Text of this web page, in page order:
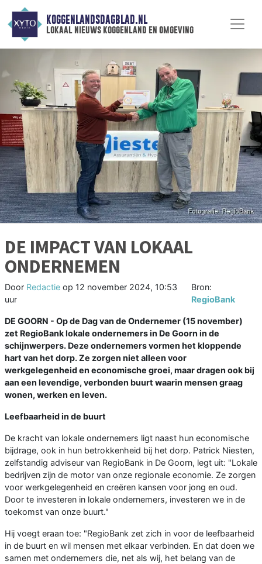
KOGGENLANDSDAGBLAD.NL
lokaal nieuws koggenland en omgeving
DE IMPACT VAN LOKAAL
ONDERNEMEN
Door Redactie op 12 november 2024, 10:53
uur
Bron:
RegioBank
DE GOORN - Op de Dag van de Ondernemer (15 november)
zet RegioBank lokale ondernemers in De Goorn in de
schijnwerpers. Deze ondernemers vormen het kloppende
hart van het dorp. Ze zorgen niet alleen voor
werkgelegenheid en economische groei, maar dragen ook bij
aan een levendige, verbonden buurt waarin mensen graag
wonen, werken en leven.
Leefbaarheid in de buurt
De kracht van lokale ondernemers ligt naast hun economische
bijdrage, ook in hun betrokkenheid bij het dorp. Patrick Niesten,
zelfstandig adviseur van RegioBank in De Goorn, legt uit: "Lokale
bedrijven zijn de motor van onze regionale economie. Ze zorgen
voor werkgelegenheid en creëren kansen voor jong en oud.
Door te investeren in lokale ondernemers, investeren we in de
toekomst van onze buurt."
Hij voegt eraan toe: "RegioBank zet zich in voor de leefbaarheid
in de buurt en wil mensen met elkaar verbinden. En dat doen we
samen met ondernemers die, net als wij, het belang van de